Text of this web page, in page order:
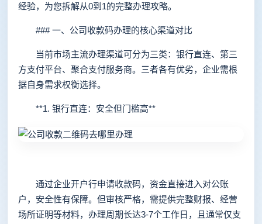
经验，为您拆解从0到1的完整办理攻略。
### 一、公司收款码办理的核心渠道对比
当前市场主流办理渠道可分为三类：银行直连、第三
方支付平台、聚合支付服务商。三者各有优劣，企业需根
据自身需求权衡选择。
**1. 银行直连：安全但门槛高**
通过企业开户行申请收款码，资金直接进入对公账
户，安全性有保障。但审核严格，需提供完整财报、经营
场所证明等材料，办理周期长达3-7个工作日，且通常仅支